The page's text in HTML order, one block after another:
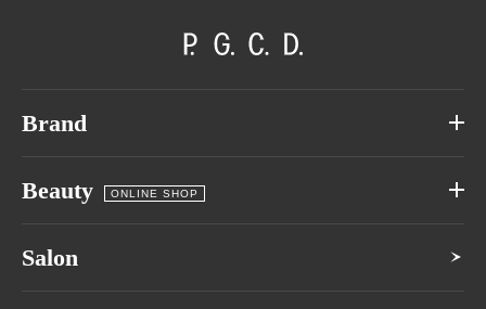
Brand
Beauty ONLINE SHOP
Salon